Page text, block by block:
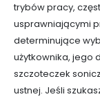
trybów pracy,
usprawniającymi
determinujące
użytkownika, jego
szczoteczek
ustnej. Jeśli